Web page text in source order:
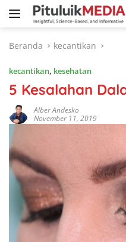
Langsung
Beranda
kecantikan
kecantikan, kesehatan
5 Kesalahan
Alber Andesko
November 11, 2019